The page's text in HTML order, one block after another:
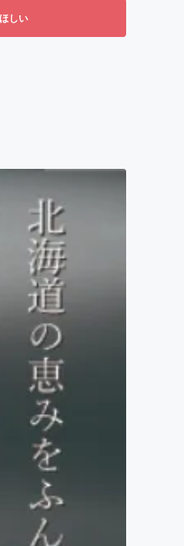
しい